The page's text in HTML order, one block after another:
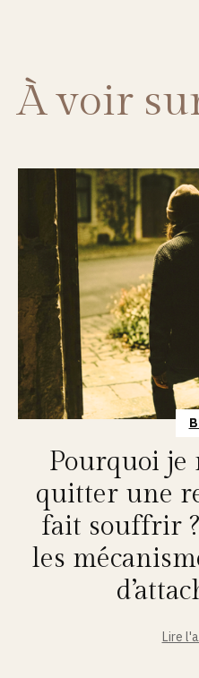
À voir
Pourquoi je
quitter une
fait souffrir
les
Lire